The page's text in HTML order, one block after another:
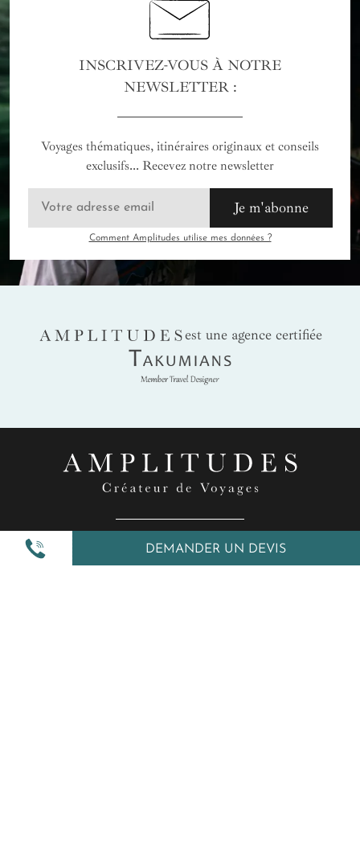
DEMANDER UN DEVIS
INSCRIVEZ-VOUS À NOTRE
NEWSLETTER :
Voyages thématiques, itinéraires originaux et conseils
exclusifs... Recevez notre newsletter
Je m'abonne
Comment Amplitudes utilise mes données ?
AMPLITUDES
est une agence certifiée
Takumians